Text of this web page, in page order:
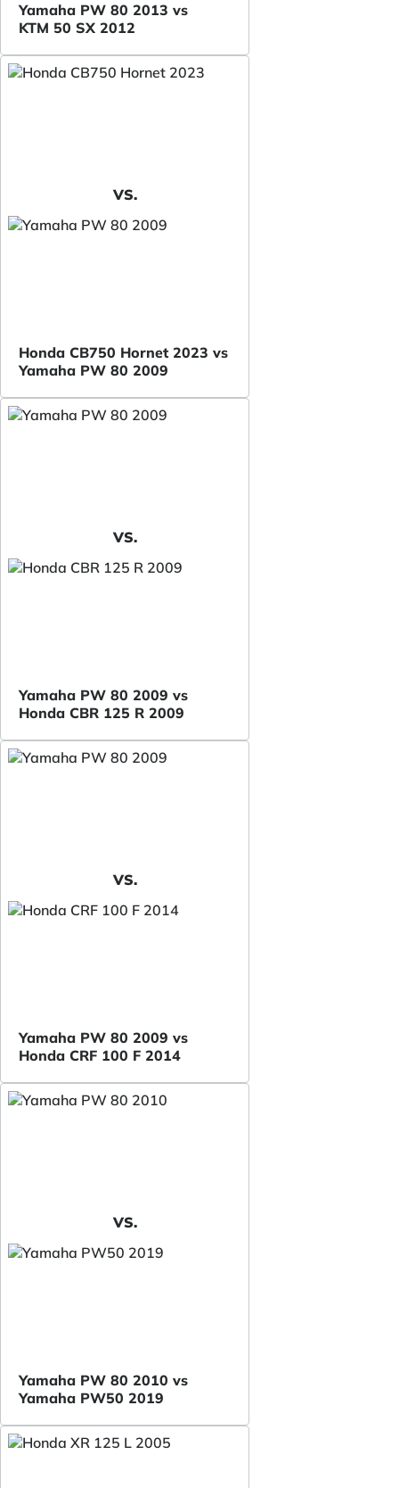
Yamaha PW 80 2013 vs
KTM 50 SX 2012
VS.
Honda CB750 Hornet 2023 vs
Yamaha PW 80 2009
VS.
Yamaha PW 80 2009 vs
Honda CBR 125 R 2009
VS.
Yamaha PW 80 2009 vs
Honda CRF 100 F 2014
VS.
Yamaha PW 80 2010 vs
Yamaha PW50 2019